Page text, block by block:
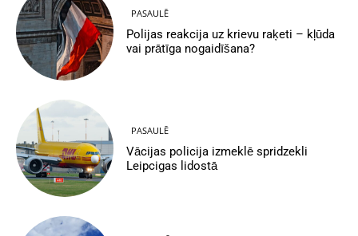
PASAULĒ
Polijas reakcija uz krievu raķeti – kļūda
vai prātīga nogaidīšana?
PASAULĒ
Vācijas policija izmeklē spridzekli
Leipcigas lidostā